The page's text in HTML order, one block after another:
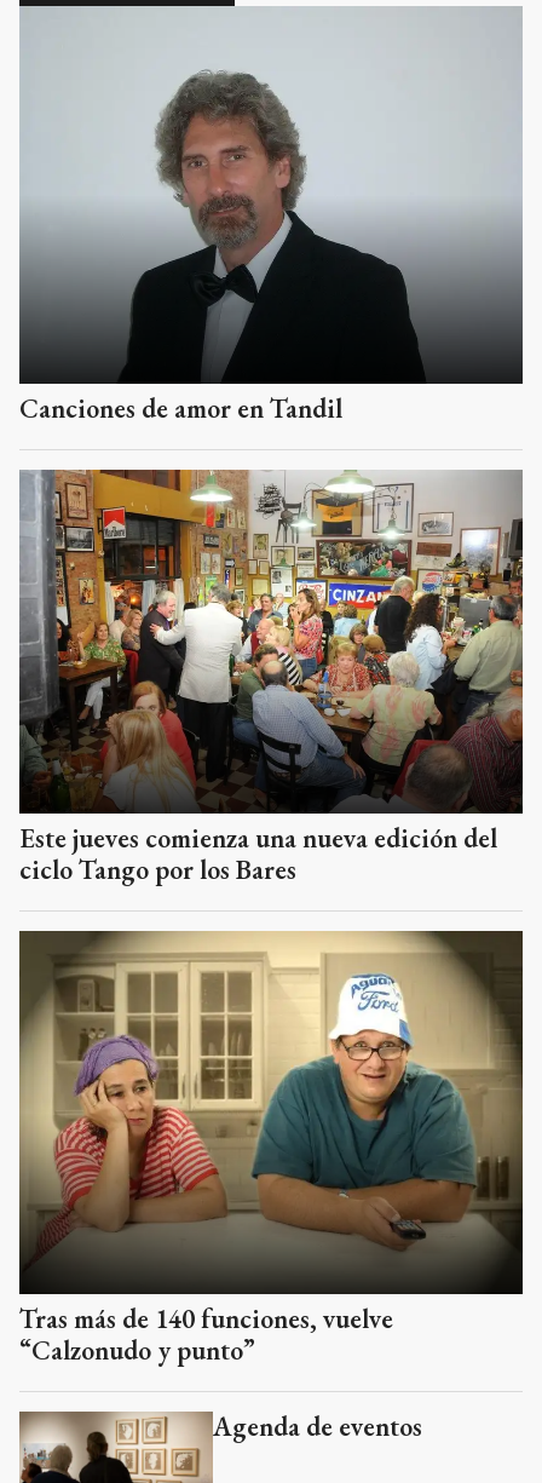
Canciones de amor en Tandil
Este jueves comienza una nueva edición del
ciclo Tango por los Bares
Tras más de 140 funciones, vuelve
“Calzonudo y punto”
Agenda de eventos